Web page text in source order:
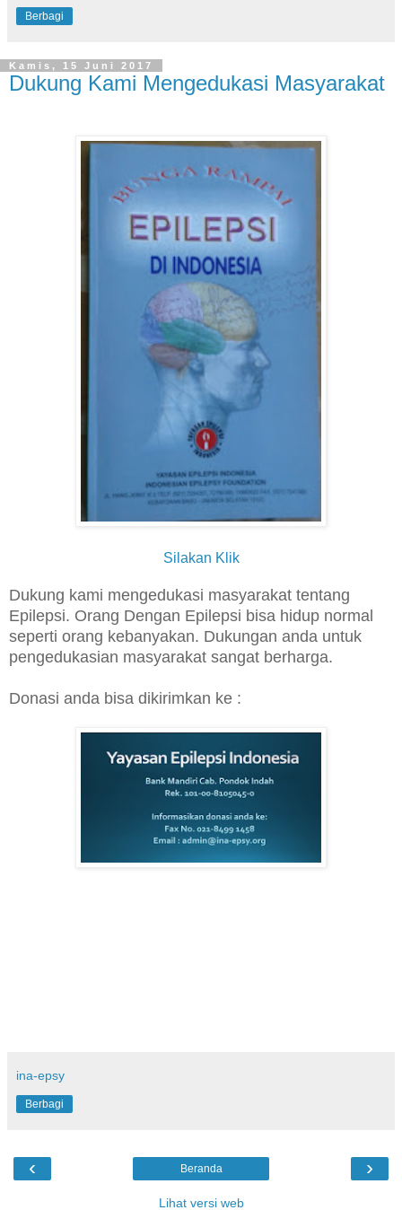
Berbagi
Kamis, 15 Juni 2017
Dukung Kami Mengedukasi Masyarakat
Silakan Klik
Dukung kami mengedukasi masyarakat tentang
Epilepsi. Orang Dengan Epilepsi bisa hidup normal
seperti orang kebanyakan. Dukungan anda untuk
pengedukasian masyarakat sangat berharga.
Donasi anda bisa dikirimkan ke :
ina-epsy
Berbagi
‹ ›
Beranda
Lihat versi web